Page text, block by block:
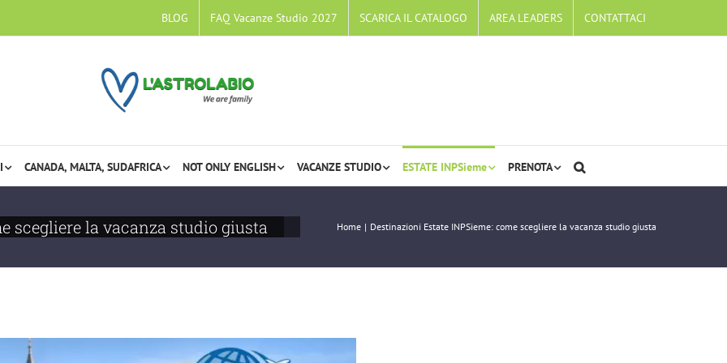
BLOG FAQ Vacanze Studio 2027 SCARICA IL CATALOGO AREA LEADERS CONTATTACI
CANADA, MALTA, SUDAFRICA NOT ONLY ENGLISH VACANZE STUDIO ESTATE INPSieme PRENOTA
scegliere la vacanza studio giusta Home Destinazioni Estate INPSieme: come scegliere la vacanza studio giusta